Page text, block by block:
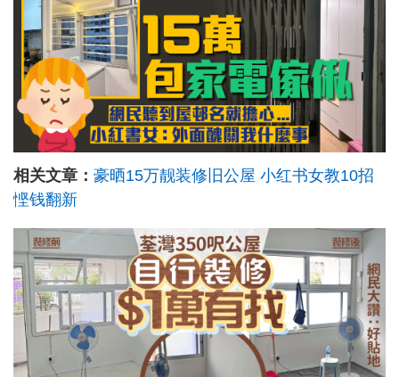
相关文章： 豪晒15万靓装修旧公屋 小红书女教10招
悭钱翻新